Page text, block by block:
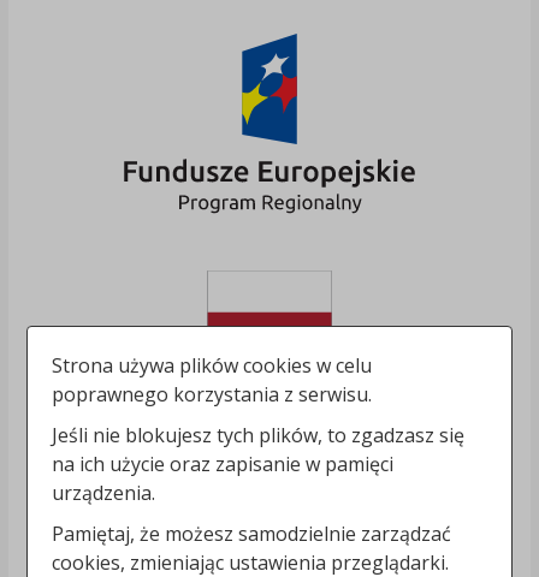
Strona używa plików cookies w celu
poprawnego korzystania z serwisu.
Jeśli nie blokujesz tych plików, to zgadzasz się
na ich użycie oraz zapisanie w pamięci
urządzenia.
Pamiętaj, że możesz samodzielnie zarządzać
cookies, zmieniając ustawienia przeglądarki.